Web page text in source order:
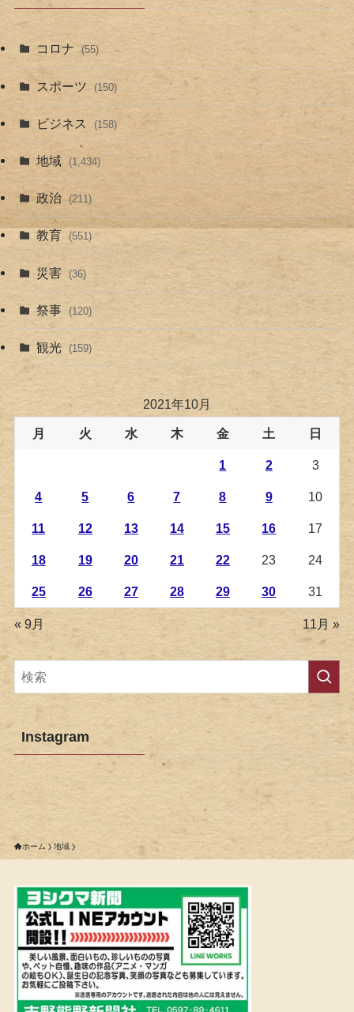
コロナ (55)
スポーツ (150)
ビジネス (158)
地域 (1,434)
政治 (211)
教育 (551)
災害 (36)
祭事 (120)
観光 (159)
2021年10月
月 火 水 木 金 土 日
1 2 3
4 5 6 7 8 9 10
11 12 13 14 15 16 17
18 19 20 21 22 23 24
25 26 27 28 29 30 31
« 9月 11月 »
Instagram
ホーム 地域